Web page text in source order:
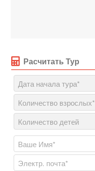
Расчитать Тур